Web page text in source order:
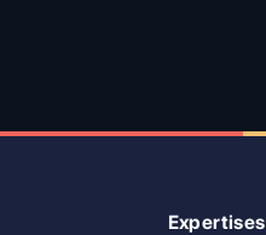
Expertises